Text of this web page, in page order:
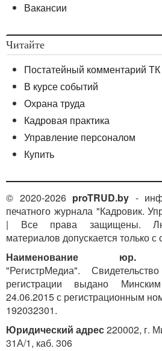
Вакансии
Читайте
Постатейный комментарий ТК
В курсе событий
Охрана труда
Кадровая практика
Управление персоналом
Купить
© 2020-2026 proTRUD.by -
печатного журнала "Кадровик.
| Все права защищены.
материалов допускается только с
Наименование юр.
"РегистрМедиа".
регистрации выдано
24.06.2015 с регистрационным
192032301.
Юридический адрес220002, г.
31А/1, каб. 306